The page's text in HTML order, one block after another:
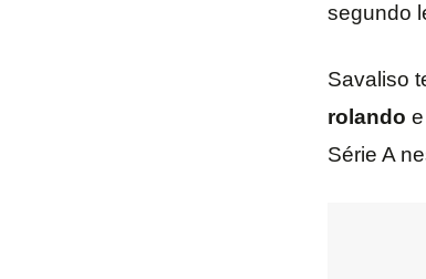
segundo
Savaliso
rolando e
Série A